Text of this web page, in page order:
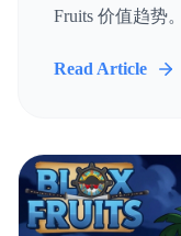
Fruits 价值趋势。
Read Article